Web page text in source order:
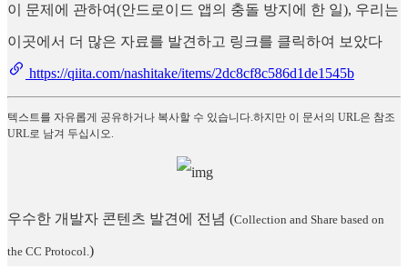
이 문제에 관하여(안드로이드 앱의 충돌 방지에 한 일), 우리는
이곳에서 더 많은 자료를 발견하고 링크를 클릭하여 보았다
https://qiita.com/nashitake/items/2dc8cf8c586d1de1545b
텍스트를 자유롭게 공유하거나 복사할 수 있습니다.하지만 이 문서의 URL은 참조
URL로 남겨 두십시오.
우수한 개발자 콘텐츠 발견에 전념 (Collection and Share based on
the CC Protocol. )